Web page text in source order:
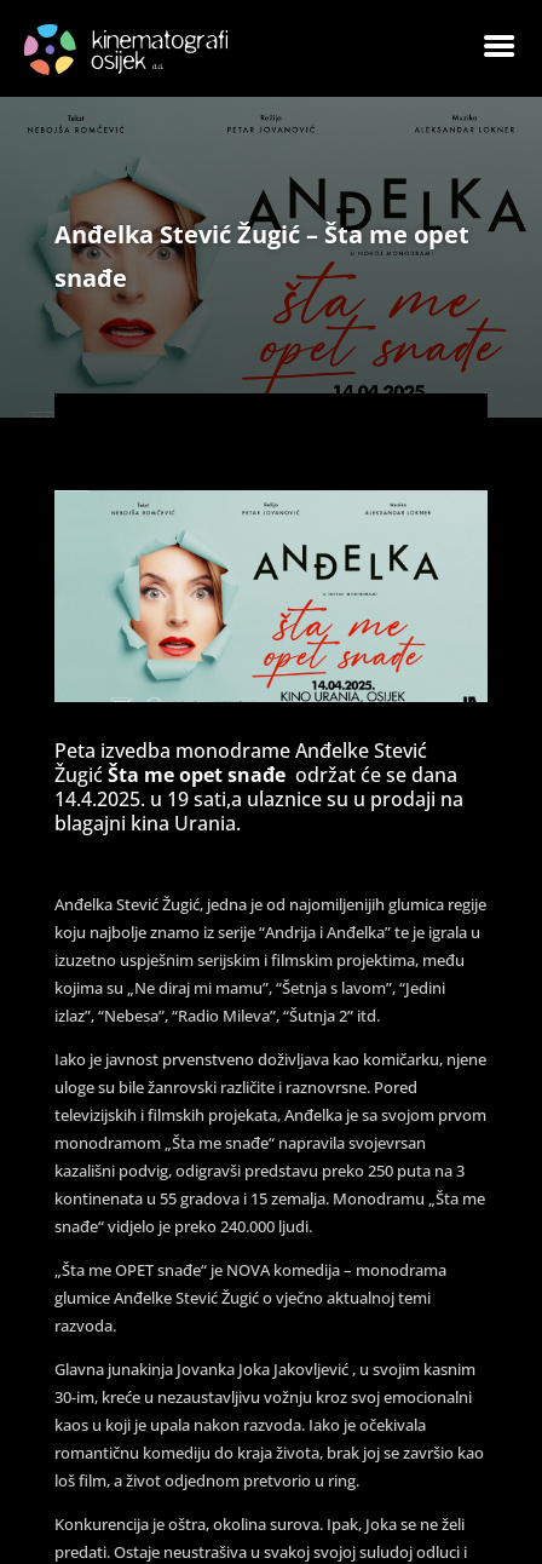
Anđelka Stević Žugić – Šta me opet
snađe
Peta izvedba monodrame Anđelke Stević
ŽugićŠta me opet snađe održat će se dana
14.4.2025. u 19 sati,a ulaznice su u prodaji na
blagajni kina Urania.
Anđelka Stević Žugić, jedna je od najomiljenijih glumica regije
koju najbolje znamo iz serije “Andrija i Anđelka” te je igrala u
izuzetno uspješnim serijskim i filmskim projektima, među
kojima su „Ne diraj mi mamu”, “Šetnja s lavom”, “Jedini
izlaz”, “Nebesa”, “Radio Mileva”, “Šutnja 2” itd.
Iako je javnost prvenstveno doživljava kao komičarku, njene
uloge su bile žanrovski različite i raznovrsne. Pored
televizijskih i filmskih projekata, Anđelka je sa svojom prvom
monodramom „Šta me snađe“ napravila svojevrsan
kazališni podvig, odigravši predstavu preko 250 puta na 3
kontinenata u 55 gradova i 15 zemalja. Monodramu „Šta me
snađe“ vidjelo je preko 240.000 ljudi.
„Šta me OPET snađe“ je NOVA komedija – monodrama
glumice Anđelke Stević Žugić o vječno aktualnoj temi
razvoda.
Glavna junakinja Jovanka Joka Jakovljević , u svojim kasnim
30-im, kreće u nezaustavljivu vožnju kroz svoj emocionalni
kaos u koji je upala nakon razvoda. Iako je očekivala
romantičnu komediju do kraja života, brak joj se završio kao
loš film, a život odjednom pretvorio u ring.
Konkurencija je oštra, okolina surova. Ipak, Joka se ne želi
predati. Ostaje neustrašiva u svakoj svojoj suludoj odluci i